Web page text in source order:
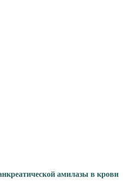
амилазы в крови